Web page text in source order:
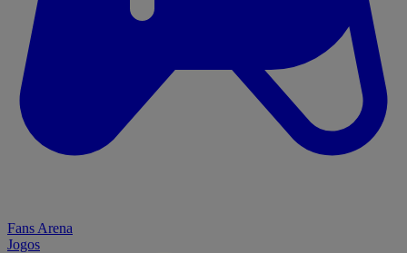
Fans Arena
Jogos